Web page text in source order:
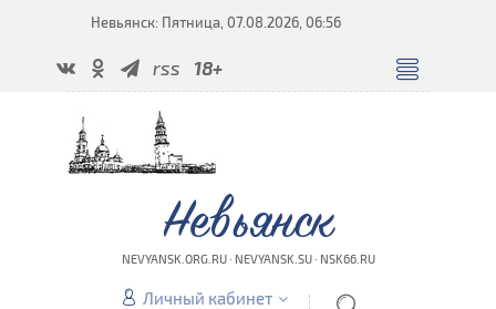
Невьянск: Пятница, 07.08.2026, 06:56
rss 18+
Невьянск
NEVYANSK.ORG.RU · NEVYANSK.SU · NSK66.RU
Личный кабинет